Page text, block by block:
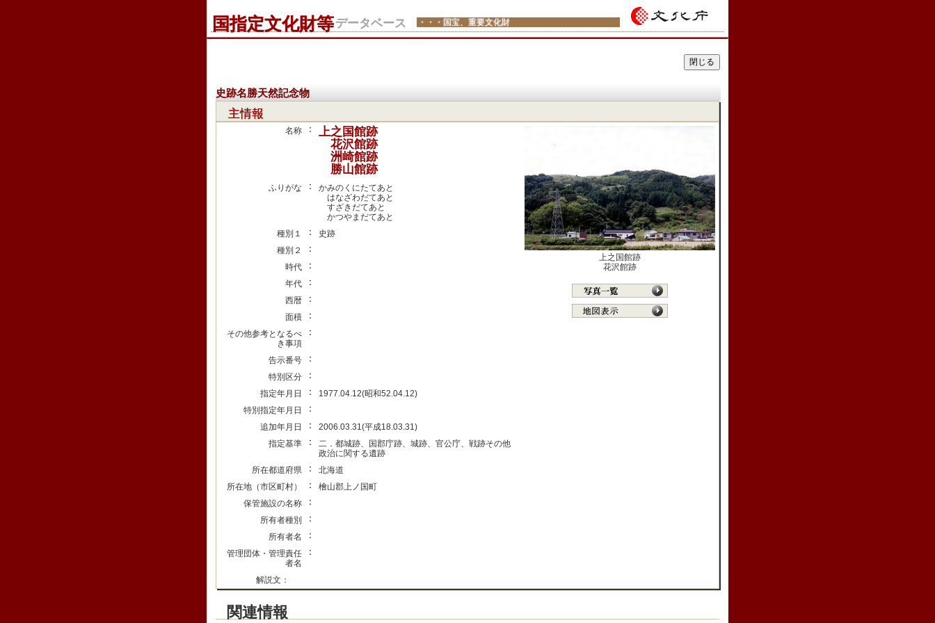
国指定文化財等データベース ・・・国宝、重要文化財
史跡名勝天然記念物
主情報
名称 ：
上之国館跡
花沢館跡
洲崎館跡
勝山館跡
ふりがな ：
かみのくにたてあと
はなざわだてあと
すざきだてあと
かつやまだてあと
種別１
：
史跡
種別２
：
時代 ：
年代 ：
西暦 ：
面積 ：
その他参考となるべ
き事項
：
告示番号 ：
特別区分 ：
指定年月日 ：
1977.04.12(昭和52.04.12)
特別指定年月日
：
追加年月日 ：
2006.03.31(平成18.03.31)
指定基準
：
二．都城跡、国郡庁跡、城跡、官公庁、戦跡その他
政治に関する遺跡
所在都道府県
：
北海道
所在地（市区町村）
：
檜山郡上ノ国町
保管施設の名称
：
所有者種別 ：
所有者名 ：
管理団体・管理責任
者名
：
上之国館跡
花沢館跡
解説文：
関連情報